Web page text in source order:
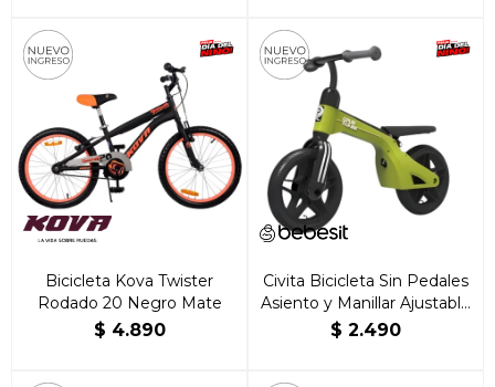
Bicicleta Kova Twister
Rodado 20 Negro Mate
$ 4.890
Civita Bicicleta Sin Pedales
Asiento y Manillar Ajustable
Qplay Tech Verde
$ 2.490